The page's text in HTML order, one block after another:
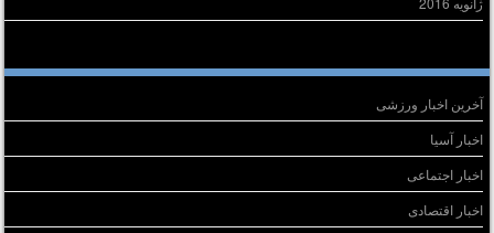
آخرین اخبار ورزشی
اخبار آسیا
اخبار اجتماعی
اخبار اقتصادی